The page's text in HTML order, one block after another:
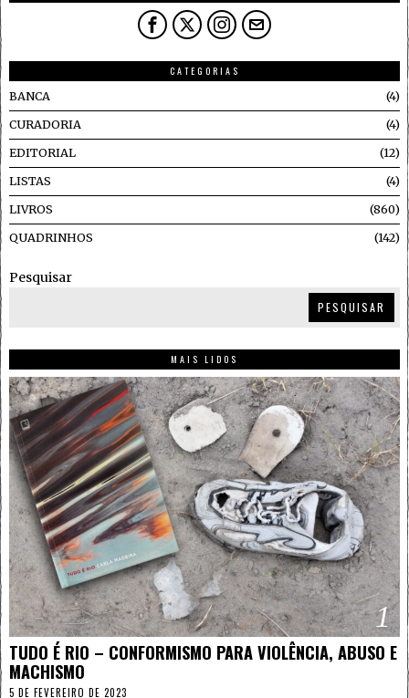
CATEGORIAS
BANCA
4
CURADORIA 4
EDITORIAL 12
LISTAS 4
LIVROS 860
QUADRINHOS 142
Pesquisar
PESQUISAR
MAIS LIDOS
1
TUDO É RIO – CONFORMISMO PARA VIOLÊNCIA, ABUSO E
MACHISMO
5 DE FEVEREIRO DE 2023